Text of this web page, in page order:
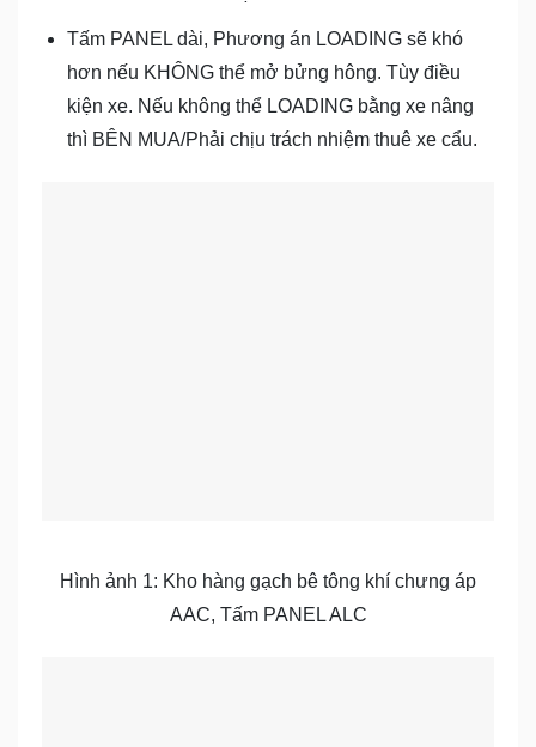
Tấm PANEL dài, Phương án LOADING sẽ khó
hơn nếu KHÔNG thể mở bửng hông. Tùy điều
kiện xe. Nếu không thể LOADING bằng xe nâng
thì BÊN MUA/Phải chịu trách nhiệm thuê xe cẩu.
Hình ảnh 1: Kho hàng gạch bê tông khí chưng áp
AAC, Tấm PANEL ALC